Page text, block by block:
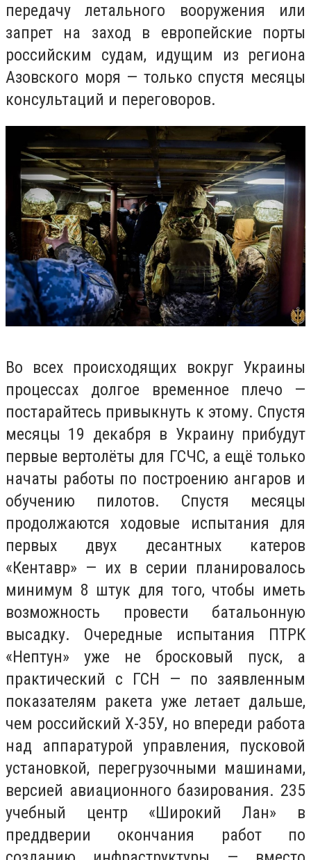
передачу летального вооружения или
запрет на заход в европейские порты
российским судам, идущим из региона
Азовского моря — только спустя месяцы
консультаций и переговоров.
Во всех происходящих вокруг Украины
процессах долгое временное плечо —
постарайтесь привыкнуть к этому. Спустя
месяцы 19 декабря в Украину прибудут
первые вертолёты для ГСЧС, а ещё только
начаты работы по построению ангаров и
обучению пилотов. Спустя месяцы
продолжаются ходовые испытания для
первых двух десантных катеров
«Кентавр» — их в серии планировалось
минимум 8 штук для того, чтобы иметь
возможность провести батальонную
высадку. Очередные испытания ПТРК
«Нептун» уже не бросковый пуск, а
практический с ГСН — по заявленным
показателям ракета уже летает дальше,
чем российский Х-35У, но впереди работа
над аппаратурой управления, пусковой
установкой, перегрузочными машинами,
версией авиационного базирования. 235
учебный центр «Широкий Лан» в
преддверии окончания работ по